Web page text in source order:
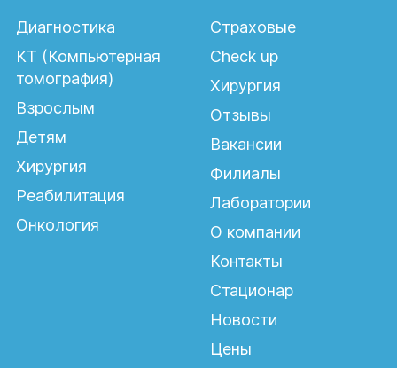
Диагностика
КТ (Компьютерная
томография)
Взрослым
Детям
Хирургия
Реабилитация
Онкология
Страховые
Check up
Хирургия
Отзывы
Вакансии
Филиалы
Лаборатории
О компании
Контакты
Стационар
Новости
Цены